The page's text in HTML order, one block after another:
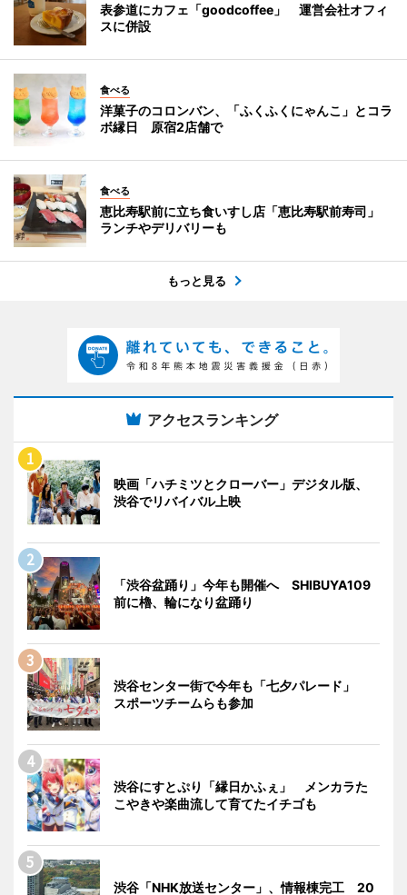
表参道にカフェ「goodcoffee」 運営会社オフィ
スに併設
食べる
洋菓子のコロンバン、「ふくふくにゃんこ」とコラ
ボ縁日 原宿2店舗で
食べる
恵比寿駅前に立ち食いすし店「恵比寿駅前寿司」
ランチやデリバリーも
もっと見る
アクセスランキング
映画「ハチミツとクローバー」デジタル版、
渋谷でリバイバル上映
「渋谷盆踊り」今年も開催へ SHIBUYA109
前に櫓、輪になり盆踊り
渋谷センター街で今年も「七夕パレード」
スポーツチームらも参加
渋谷にすとぷり「縁日かふぇ」 メンカラた
こやきや楽曲流して育てたイチゴも
渋谷「NHK放送センター」、情報棟完工 20